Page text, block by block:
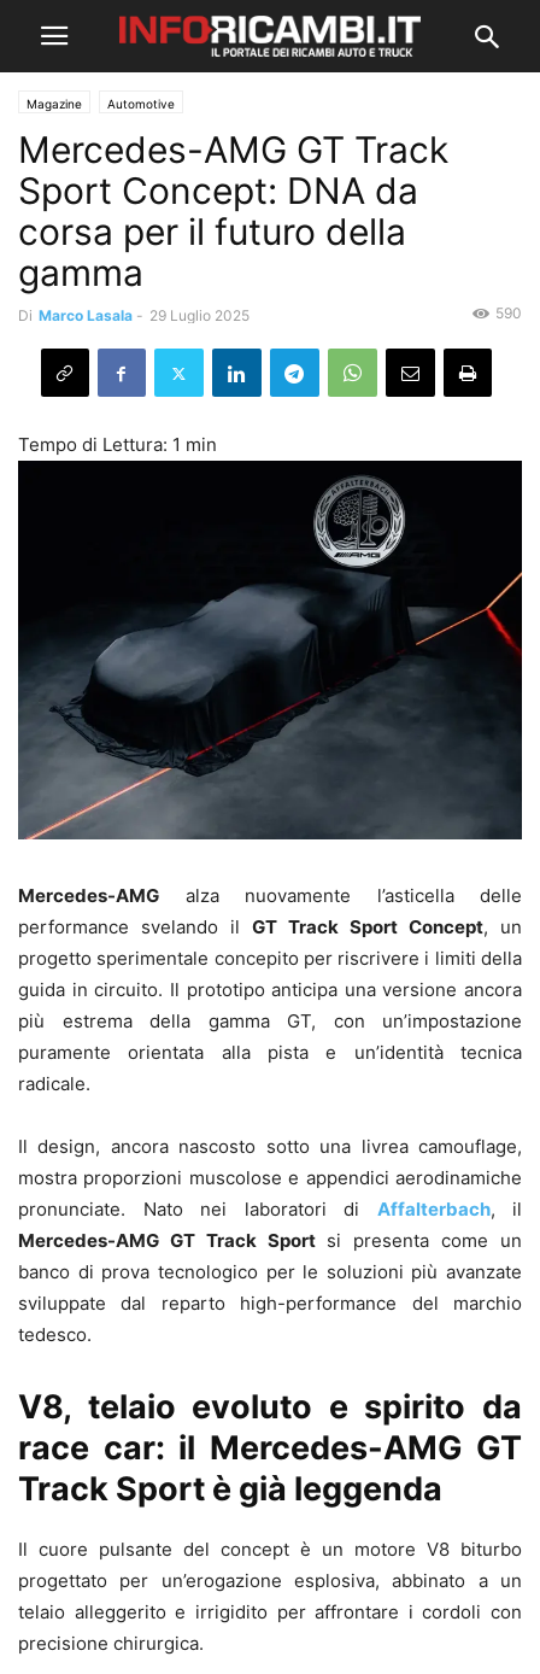
Magazine Automotive
Mercedes-AMG GT Track
Sport Concept: DNA da
corsa per il futuro della
gamma
Di Marco Lasala - 29 Luglio 2025 590
Mercedes-AMG alza nuovamente l’asticella delle
performance svelando il GT Track Sport Concept, un
progetto sperimentale concepito per riscrivere i limiti della
guida in circuito. Il prototipo anticipa una versione ancora
più estrema della gamma GT, con un’impostazione
puramente orientata alla pista e un’identità tecnica
radicale.
Il design, ancora nascosto sotto una livrea camouflage,
mostra proporzioni muscolose e appendici aerodinamiche
pronunciate. Nato nei laboratori di Affalterbach, il
Mercedes-AMG GT Track Sportsi presenta come un
banco di prova tecnologico per le soluzioni più avanzate
sviluppate dal reparto high-performance del marchio
tedesco.
V8, telaio evoluto e spirito da
race car: il Mercedes-AMG GT
Track Sport è già leggenda
Il cuore pulsante del concept è un motore V8 biturbo
progettato per un’erogazione esplosiva, abbinato a un
telaio alleggerito e irrigidito per affrontare i cordoli con
precisione chirurgica.